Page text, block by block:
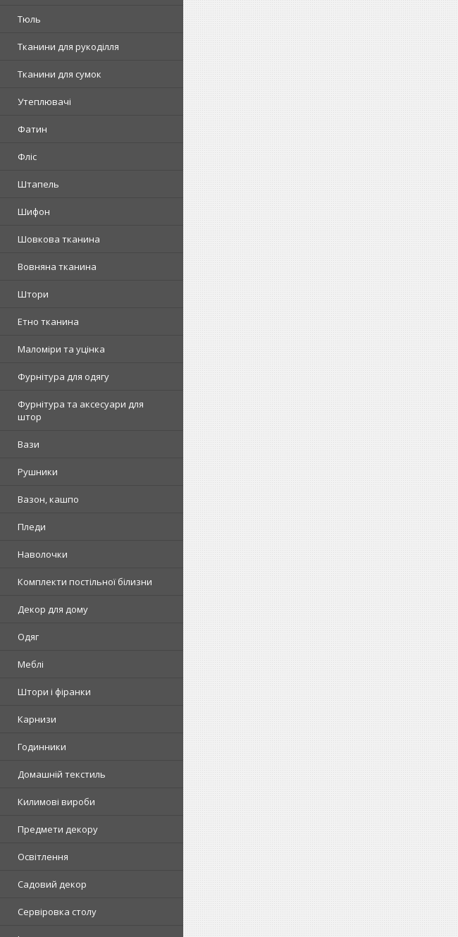
Тюль
Тканини для рукоділля
Тканини для сумок
Утеплювачі
Фатин
Фліс
Штапель
Шифон
Шовкова тканина
Вовняна тканина
Штори
Етно тканина
Маломіри та уцінка
Фурнітура для одягу
Фурнітура та аксесуари для
штор
Вази
Рушники
Вазон, кашпо
Пледи
Наволочки
Комплекти постільної білизни
Декор для дому
Одяг
Меблі
Штори і фіранки
Карнизи
Годинники
Домашній текстиль
Килимові вироби
Предмети декору
Освітлення
Садовий декор
Сервіровка столу